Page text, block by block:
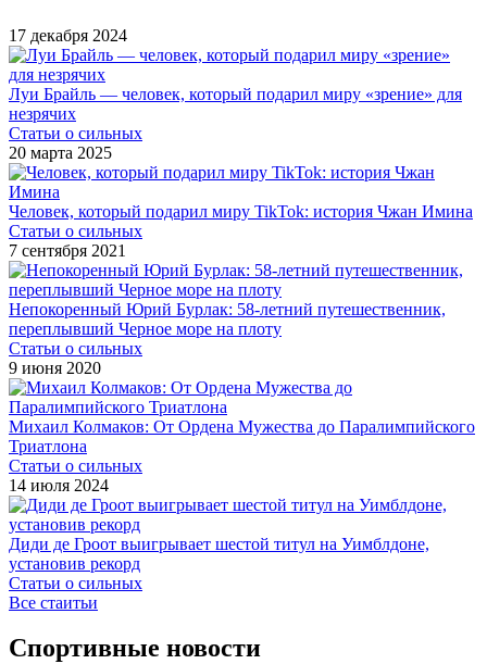
17 декабря 2024
Луи Брайль — человек, который подарил миру «зрение» для
незрячих
Статьи о сильных
20 марта 2025
Человек, который подарил миру TikTok: история Чжан Имина
Статьи о сильных
7 сентября 2021
Непокоренный Юрий Бурлак: 58-летний путешественник,
переплывший Черное море на плоту
Статьи о сильных
9 июня 2020
Михаил Колмаков: От Ордена Мужества до Паралимпийского
Триатлона
Статьи о сильных
14 июля 2024
Диди де Гроот выигрывает шестой титул на Уимблдоне,
установив рекорд
Статьи о сильных
Все стаитьи
Спортивные новости